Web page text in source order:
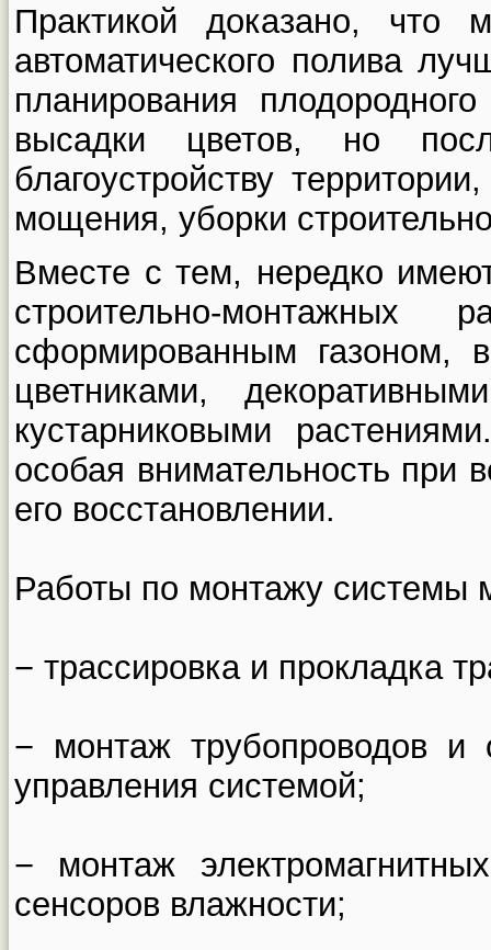
Практикой доказано, что
автоматического полива
планирования
высадки цветов, но
благоустройству
мощения, уборки
Вместе с тем, нередко
строительно-
сформированным газоном,
цветниками,
кустарниковыми
особая внимательность при
его восстановлении.
Работы по монтажу системы
− трассировка и прокладка
− монтаж трубопроводов и
управления системой;
− монтаж
сенсоров влажности;